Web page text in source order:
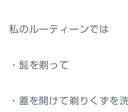
私のルーティーンでは
・髭を剃って
・蓋を開けて剃りくずを